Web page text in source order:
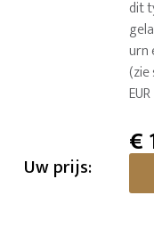
dit
urn
Uw prijs:
€